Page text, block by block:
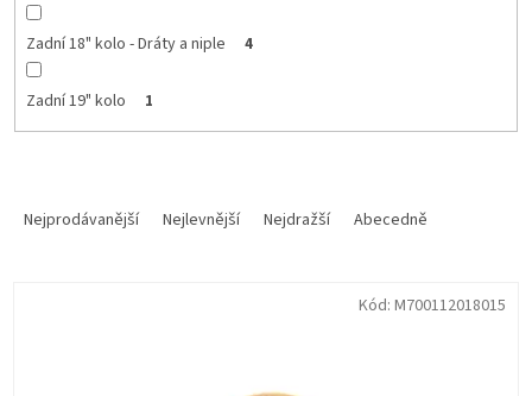
Zadní 18" kolo - Dráty a niple 4
Zadní 19" kolo 1
Nejprodávanější Nejlevnější Nejdražší Abecedně
Kód: M700112018015